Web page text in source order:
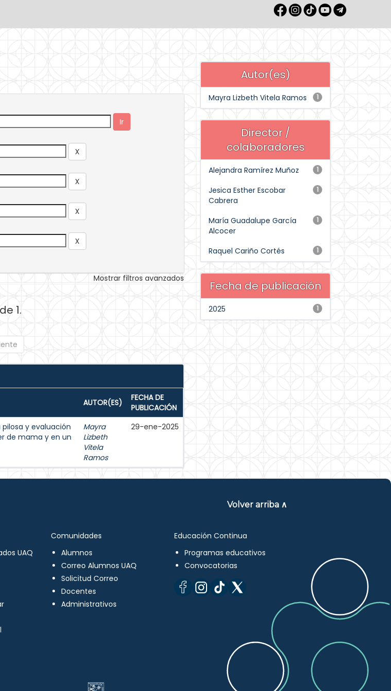
Mostrar filtros avanzados
1.
AUTOR(ES)
FECHA DE
PUBLICACIÓN
y evaluación
de mama y en un
Mayra
Lizbeth
Vitela
Ramos
29-ene-2025
Autor(es)
1
Mayra Lizbeth Vitela Ramos
Director /
colaboradores
1
Alejandra Ramírez Muñoz
1
Jesica Esther Escobar
Cabrera
1
María Guadalupe García
Alcocer
1
Raquel Cariño Cortés
Fecha de publicación
1
2025
Volver arriba ∧
UAQ
Comunidades
Alumnos
Correo Alumnos UAQ
Solicitud Correo
Docentes
Administrativos
Educación Continua
Programas educativos
Convocatorias